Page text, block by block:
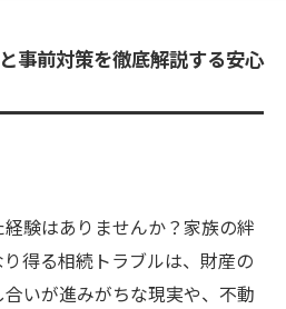
事前対策を徹底解説する安心
験はありませんか？家族の絆
得る相続トラブルは、財産の
いが進みがちな現実や、不動